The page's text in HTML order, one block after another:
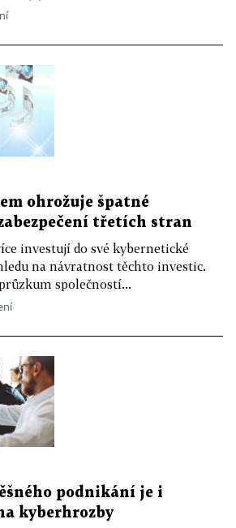
ohrožuje špatné
třetích stran
investují do své kybernetické
na návratnost těchto investic.
společností...
podnikání je i
kyberhrozby